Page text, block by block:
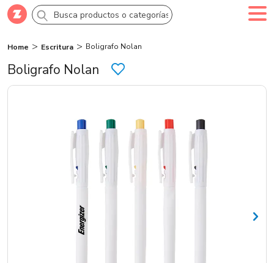
Comprar Crea tu cuenta
Categorías
Novedades
Boligrafo Nolan
Home Escritura Boligrafo Nolan